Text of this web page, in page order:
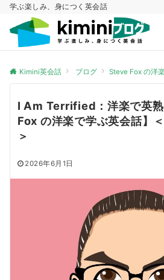
学ぶ楽しみ、身につく英会話
Kimini英会話 ブログ Steve Fox の洋楽
I Am Terrified：洋楽で英
Fox の洋楽で学ぶ英会話】
＞
2026年6月1日